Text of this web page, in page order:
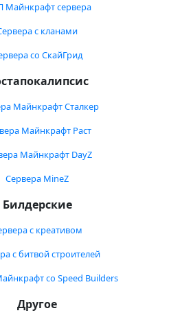
Майнкрафт сервера
с кланами
со СкайГрид
Майнкрафт Сталкер
Майнкрафт Раст
Майнкрафт DayZ
Сервера MineZ
Билдерские
с креативом
с битвой строителей
со Speed Builders
Другое